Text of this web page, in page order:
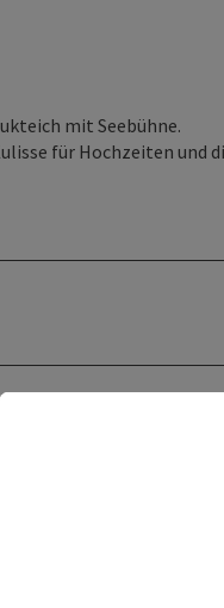
mit Seebühne.
für Hochzeiten und